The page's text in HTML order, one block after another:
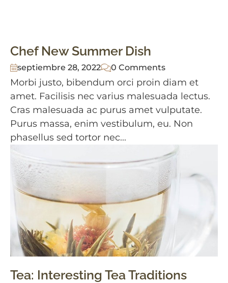
Chef New Summer Dish
septiembre 28, 2022 0 Comments
Morbi justo, bibendum orci proin diam et
amet. Facilisis nec varius malesuada lectus.
Cras malesuada ac purus amet vulputate.
Purus massa, enim vestibulum, eu. Non
phasellus sed tortor nec...
Tea: Interesting Tea Traditions